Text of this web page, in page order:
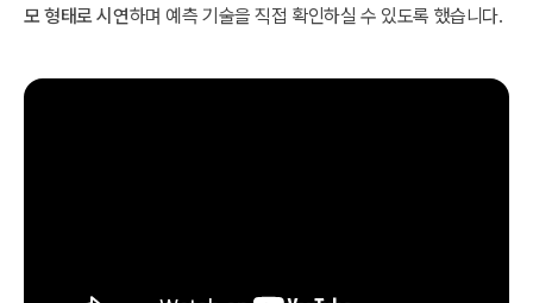
모 형태로 시연하며 예측 기술을 직접 확인하실 수 있도록 했습니다.